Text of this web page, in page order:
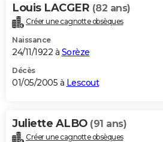
Louis LACGER (82 ans)
Créer une cagnotte obsèques
Naissance
24/11/1922 à Sorèze
Décès
01/05/2005 à Lescout
Juliette ALBO (91 ans)
Créer une cagnotte obsèques